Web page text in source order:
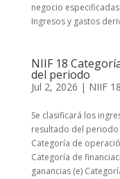
negocio
Ingresos y gastos
NIIF 18
del periodo
Jul 2, 2026 | NIIF
Se clasificará los
resultado del periodo
Categoría de
Categoría de
ganancias (e)